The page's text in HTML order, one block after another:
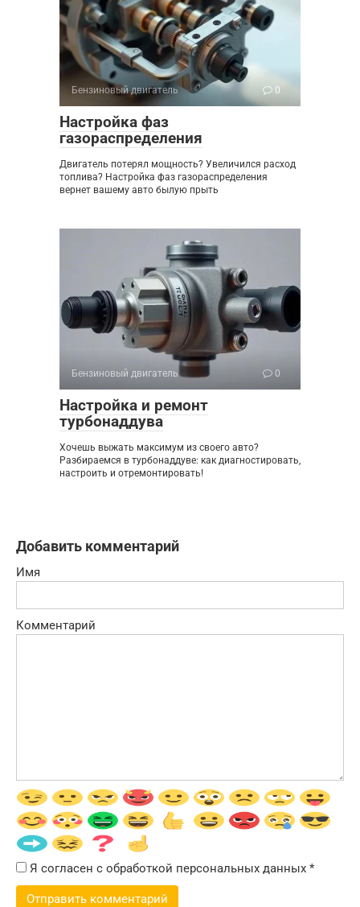
Бензиновый двигатель 0
Настройка фаз
газораспределения
Двигатель потерял мощность? Увеличился расход
топлива? Настройка фаз газораспределения
вернет вашему авто былую прыть
Бензиновый двигатель 0
Настройка и ремонт
турбонаддува
Хочешь выжать максимум из своего авто?
Разбираемся в турбонаддуве: как диагностировать,
настроить и отремонтировать!
Добавить комментарий
Имя
Комментарий
Я согласен с обработкой персональных данных *